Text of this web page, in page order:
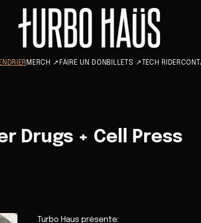
MERCH ↗ FAIRE UN DON BILLETS ↗ TECH RIDER
Drugs + Cell Press
Turbo Haus présente: